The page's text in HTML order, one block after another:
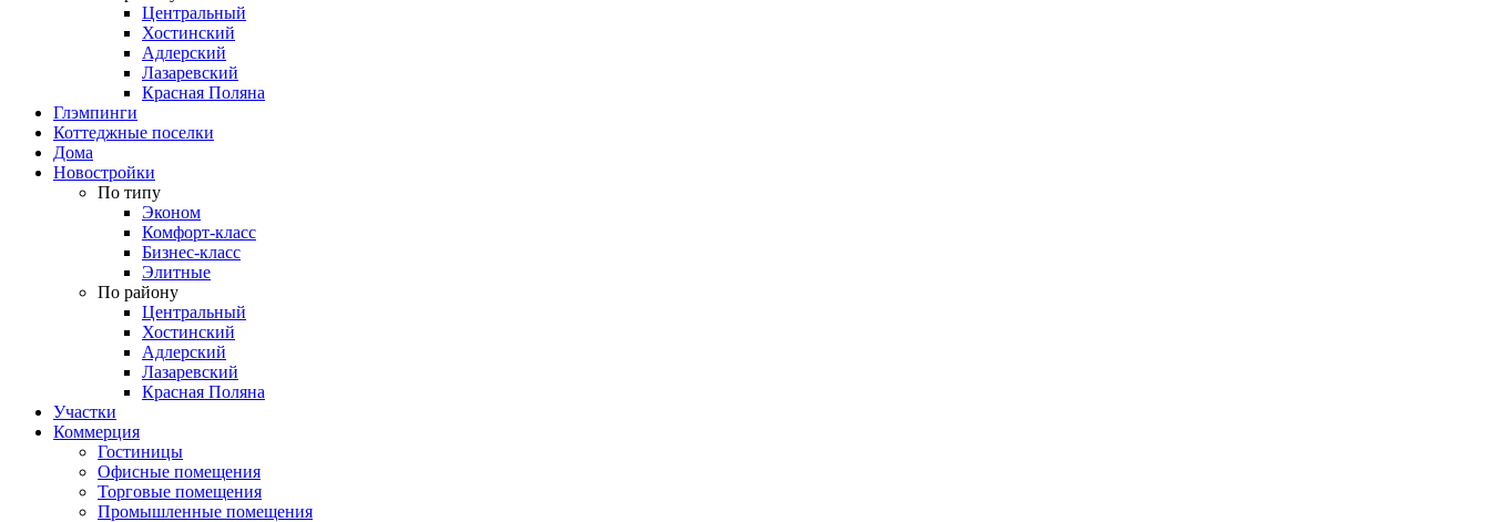
Центральный
Хостинский
Адлерский
Лазаревский
Красная Поляна
Глэмпинги
Коттеджные поселки
Дома
Новостройки
По типу
Эконом
Комфорт-класс
Бизнес-класс
Элитные
По району
Центральный
Хостинский
Адлерский
Лазаревский
Красная Поляна
Участки
Коммерция
Гостиницы
Офисные помещения
Торговые помещения
Промышленные помещения